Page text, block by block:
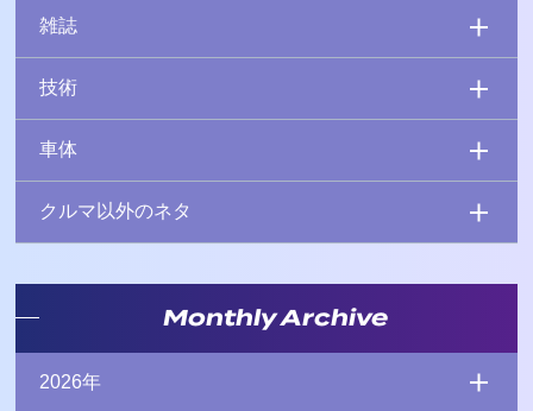
雑誌
技術
車体
クルマ以外のネタ
Monthly Archive
2026年